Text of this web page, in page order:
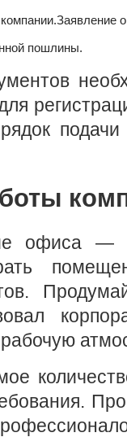
Заявление
пошлины.
офиса —